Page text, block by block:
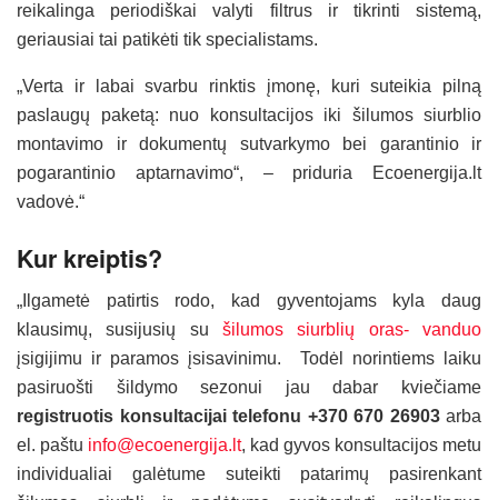
reikalinga periodiškai valyti filtrus ir tikrinti sistemą,
geriausiai tai patikėti tik specialistams.
„Verta ir labai svarbu rinktis įmonę, kuri suteikia pilną
paslaugų paketą: nuo konsultacijos iki šilumos siurblio
montavimo ir dokumentų sutvarkymo bei garantinio ir
pogarantinio aptarnavimo“, – priduria Ecoenergija.lt
vadovė.“
Kur kreiptis?
„Ilgametė patirtis rodo, kad gyventojams kyla daug
klausimų, susijusių su šilumos siurblių oras- vanduo
įsigijimu ir paramos įsisavinimu. Todėl norintiems laiku
pasiruošti šildymo sezonui jau dabar kviečiame
registruotis konsultacijai telefonu +370 670 26903arba
el. paštu info@ecoenergija.lt, kad gyvos konsultacijos metu
individualiai galėtume suteikti patarimų pasirenkant